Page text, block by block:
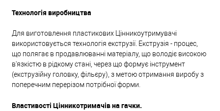
Технологія виробництва
Для виготовлення пластикових Цінникоутримувачі
використовується технологія екструзії. Екструзія - процес,
що полягає в продавлюванні матеріалу, що володіє високою
в'язкістю в рідкому стані, через що формує інструмент
(екструзійну головку, фільєру), з метою отримання виробу з
поперечним перерізом потрібної форми.
Властивості Цінникотримачів на гачки.